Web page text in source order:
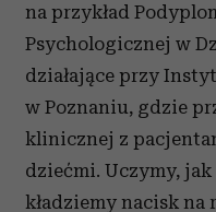
na przykład
Psychologicznej w
działające przy
w Poznaniu, gdzie
klinicznej z
dziećmi. Uczymy,
kładziemy nacisk